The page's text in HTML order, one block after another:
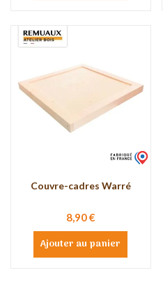
Couvre-cadres Warré
8,90 €
Ajouter au panier